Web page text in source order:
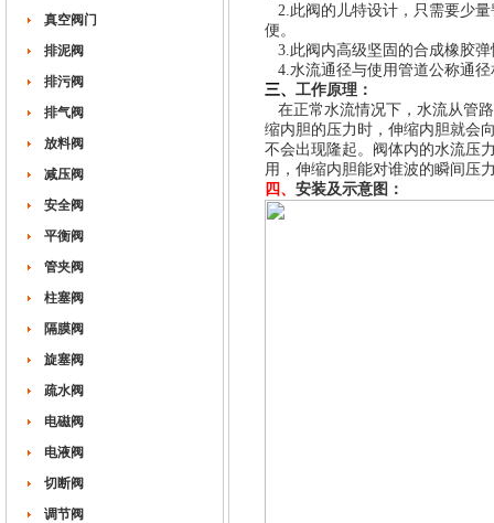
真空阀门
排泥阀
排污阀
排气阀
放料阀
减压阀
安全阀
平衡阀
管夹阀
柱塞阀
隔膜阀
旋塞阀
疏水阀
电磁阀
电液阀
切断阀
调节阀
2.此阀的儿特设计，只需要少
便。
3.此阀内高级坚固的合成橡胶
4.水流通径与使用管道公称通
三、 工作原理：
在正常水流情况下，水流从管
缩内胆的压力时，伸缩内胆就会
不会出现隆起。阀体内的水流压
用，伸缩内胆能对谁波的瞬间压
四、 安装及示意图：